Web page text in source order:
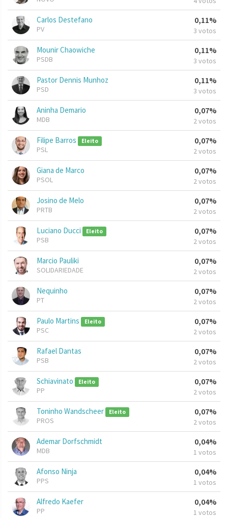
Carlos Destefano
PV
0,11%
3 votos
Mounir Chaowiche
PSDB
0,11%
3 votos
Pastor Dennis Munhoz
PSD
0,11%
3 votos
Aninha Demario
MDB
0,07%
2 votos
Filipe Barros Eleito
PSL
0,07%
2 votos
Giana de Marco
PSOL
0,07%
2 votos
Josino de Melo
PRTB
0,07%
2 votos
Luciano Ducci Eleito
PSB
0,07%
2 votos
Marcio Pauliki
SOLIDARIEDADE
0,07%
2 votos
Nequinho
PT
0,07%
2 votos
Paulo Martins Eleito
PSC
0,07%
2 votos
Rafael Dantas
PSB
0,07%
2 votos
Schiavinato Eleito
PP
0,07%
2 votos
Toninho Wandscheer Eleito
PROS
0,07%
2 votos
Ademar Dorfschmidt
MDB
0,04%
1 votos
Afonso Ninja
PPS
0,04%
1 votos
Alfredo Kaefer
PP
0,04%
1 votos